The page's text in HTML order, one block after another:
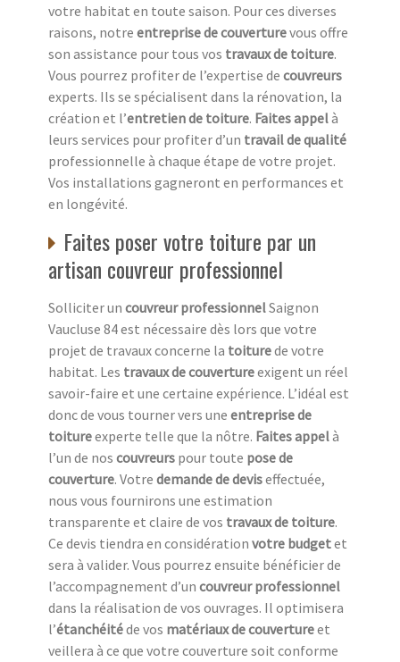
votre habitat en toute saison. Pour ces diverses
raisons, notre entreprise de couverturevous offre
son assistance pour tous vos travaux de toiture.
Vous pourrez profiter de l’expertise de couvreurs
experts. Ils se spécialisent dans la rénovation, la
création et l’entretien de toiture. Faites appelà
leurs services pour profiter d’un travail de qualité
professionnelle à chaque étape de votre projet.
Vos installations gagneront en performances et
en longévité.
Faites poser votre toiture par un
artisan couvreur professionnel
Solliciter un couvreur professionnelSaignon
Vaucluse 84 est nécessaire dès lors que votre
projet de travaux concerne la toiturede votre
habitat. Les travaux de couvertureexigent un réel
savoir-faire et une certaine expérience. L’idéal est
donc de vous tourner vers une entreprise de
toitureexperte telle que la nôtre. Faites appelà
l’un de nos couvreurs pour toute pose de
couverture. Votre demande de deviseffectuée,
nous vous fournirons une estimation
transparente et claire de vos travaux de toiture.
Ce devis tiendra en considération votre budgetet
sera à valider. Vous pourrez ensuite bénéficier de
l’accompagnement d’un couvreur professionnel
dans la réalisation de vos ouvrages. Il optimisera
l’étanchéitéde vos matériaux de couvertureet
veillera à ce que votre couverture soit conforme